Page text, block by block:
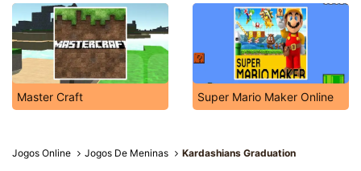
Master Craft Super Mario Maker Online
Jogos Online Jogos De Meninas Kardashians Graduation